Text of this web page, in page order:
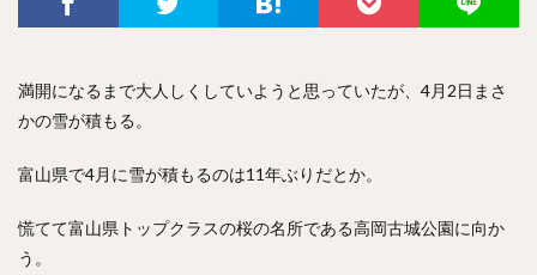
満開になるまで大人しくしていようと思っていたが、4月2日まさ
かの雪が積もる。
富山県で4月に雪が積もるのは11年ぶりだとか。
慌てて富山県トップクラスの桜の名所である高岡古城公園に向か
う。